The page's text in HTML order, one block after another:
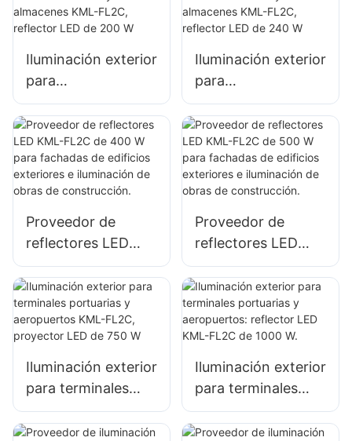
exteriores e
señalización de
gran tamaño.
Iluminación exterior
para
estacionamientos y
almacenes KML-
FL2C, reflector LED
de 200 W
Iluminación exterior
para
estacionamientos y
almacenes KML-
FL2C, reflector LED
de 240 W
Proveedor de
reflectores LED
KML-FL2C de 400
W para fachadas
de edificios
exteriores e
obras de
construcción.
Proveedor de
reflectores LED
KML-FL2C de 500
W para fachadas
de edificios
exteriores e
obras de
construcción.
Iluminación exterior
para terminales
portuarias y
aeropuertos KML-
Iluminación exterior
para terminales
portuarias y
aeropuertos: